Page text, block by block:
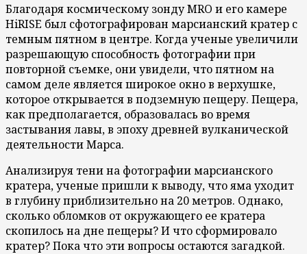
Благодаря космическому зонду MRO и его камере
HiRISE был сфотографирован марсианский кратер с
темным пятном в центре. Когда ученые увеличили
разрешающую способность фотографии при
повторной съемке, они увидели, что пятном на
самом деле является широкое окно в верхушке,
которое открывается в подземную пещеру. Пещера,
как предполагается, образовалась во время
застывания лавы, в эпоху древней вулканической
деятельности Марса.
Анализируя тени на фотографии марсианского
кратера, ученые пришли к выводу, что яма уходит
в глубину приблизительно на 20 метров. Однако,
сколько обломков от окружающего ее кратера
скопилось на дне пещеры? И что сформировало
кратер? Пока что эти вопросы остаются загадкой.